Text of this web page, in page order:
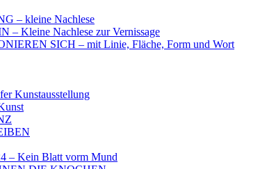
– kleine Nachlese
Kleine Nachlese zur Vernissage
SICH – mit Linie, Fläche, Form und Wort
Kunstausstellung
– Kein Blatt vorm Mund